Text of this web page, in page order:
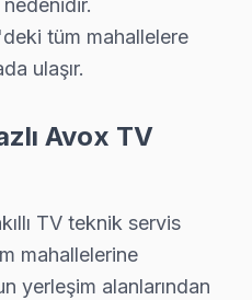
TV tamir hizmetimiz: teşhis
→
Servis
TV sahiplerinin yüzde
Arıza →
nedenidir.
tüm mahallelere
ulaşır.
Avox TV
TV teknik servis
mahallelerine
yerleşim alanlarından